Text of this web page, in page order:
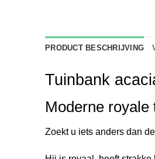
PRODUCT BESCHRIJVING
Tuinbank
Moderne royale
Zoekt u iets anders dan